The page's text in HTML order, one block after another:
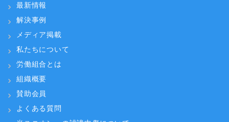
最新情報
解決事例
メディア掲載
私たちについて
労働組合とは
組織概要
賛助会員
よくある質問